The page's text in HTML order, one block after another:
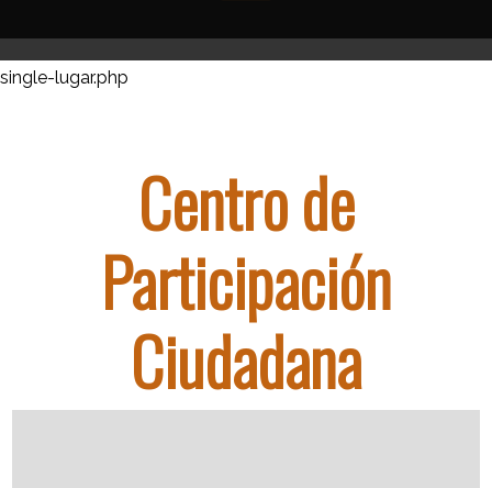
single-lugar.php
Centro de
Participación
Ciudadana